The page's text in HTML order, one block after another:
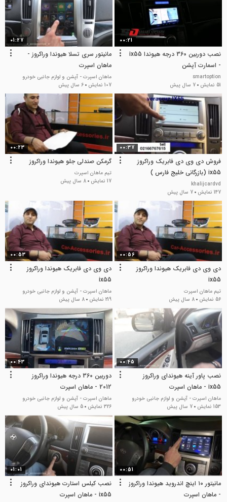
00:21
نصب دوربین 360 درجه هیوندا ix55
- اسمارت آپشن
smartoption
51 نمایش
7 سال پیش
01:27
مانیتور سری تسلا هیوندا وراکروز -
ماهان اسپرت
ماهان اسپرت - آپشن و لوازم جانبی خودرو
107 نمایش
6 سال پیش
00:37
فروش دی وی دی فابریک وراکروز
ix55 (بازرگانی خلیج فارس )
khalijcardvd
147 نمایش
7 سال پیش
00:23
گرمکن صندلی جلو هیوندا وراکروز
تیم ماهان اسپرت
17 نمایش
8 سال پیش
00:56
دی وی دی فابریک هیوندا وراکروز
ix55
تیم ماهان اسپرت
56 نمایش
8 سال پیش
00:53
دی وی دی فابریک هیوندا وراکروز
ix55
ماهان اسپرت - آپشن و لوازم جانبی خودرو
219 نمایش
8 سال پیش
00:45
نصب پاور آینه هیوندای وراکروز
ix55 - ماهان اسپرت
ماهان اسپرت - آپشن و لوازم جانبی خودرو
153 نمایش
7 سال پیش
00:43
دوربین 360 درجه هیوندا وراکروز
2012 - ماهان اسپرت
ماهان اسپرت - آپشن و لوازم جانبی خودرو
326 نمایش
5 سال پیش
00:51
مانیتور ۱۰ اینچ اندروید هیوندا وراکروز
- ماهان اسپرت
01:01
نصب کیلس استارت هیوندای وراکروز
ix55 - ماهان اسپرت